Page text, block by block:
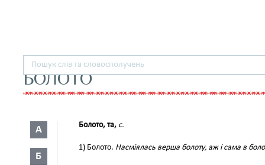
БОЛОТО
А
Б
Болото, та, с.
1) Болото. Насміялась верша болоту, аж і сама в